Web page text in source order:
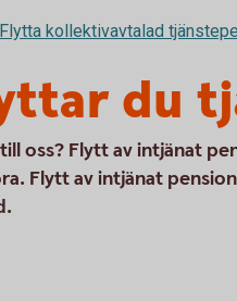
Flytta kollektivavtalad
du
oss? Flytt av intjänat
Flytt av intjänat